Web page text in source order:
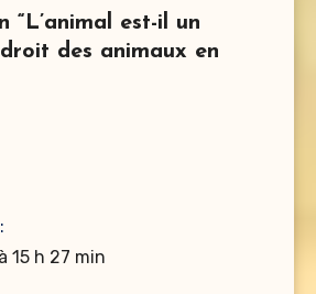
“L’animal est-il un
des animaux en
15 h 27 min